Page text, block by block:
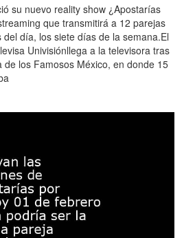
su nuevo reality show ¿Apostarías
que transmitirá a 12 parejas
día, los siete días de la semana.El
Univisiónllega a la televisora tras
de los Famosos México, en donde 15